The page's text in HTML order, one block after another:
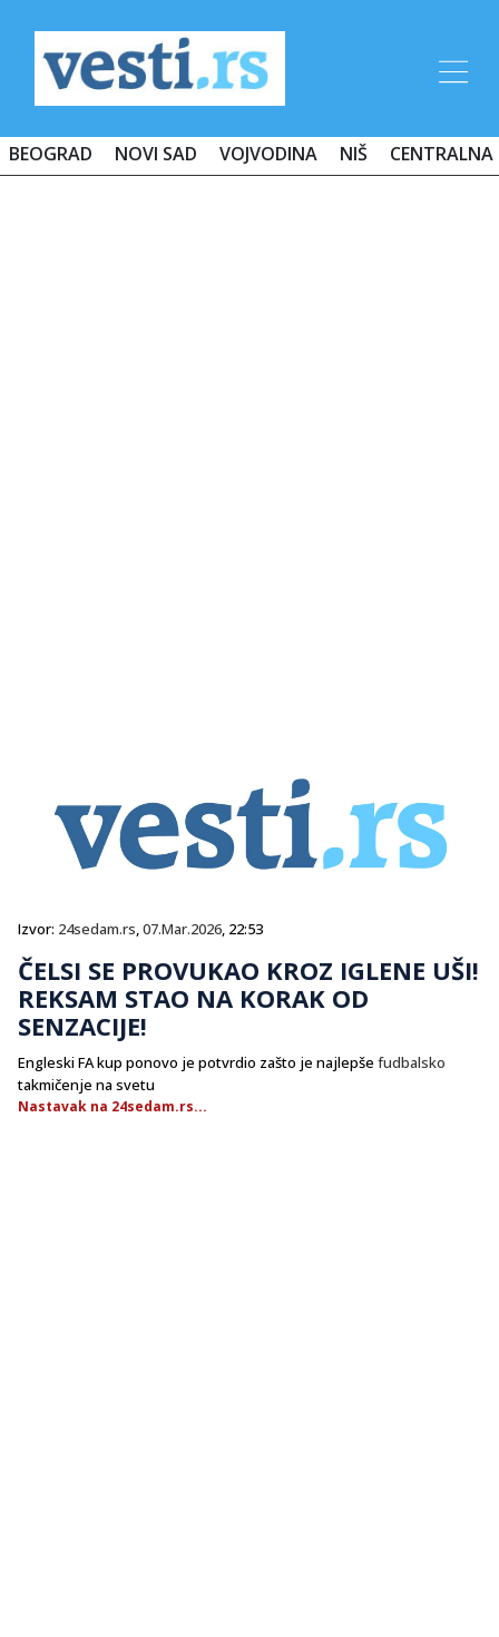
BEOGRAD NOVI SAD VOJVODINA NIŠ CENTRALNA
Izvor: 24sedam.rs,07.Mar.2026, 22:53
ČELSI SE PROVUKAO KROZ IGLENE UŠI!
REKSAM STAO NA KORAK OD
SENZACIJE!
Engleski FA kup ponovo je potvrdio zašto je najlepše fudbalsko
takmičenje na svetu
Nastavak na 24sedam.rs...